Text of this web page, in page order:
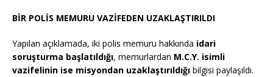
BİR POLİS MEMURU VAZİFEDEN UZAKLAŞTIRILDI
Yapılan açıklamada, iki polis memuru hakkında idari
soruşturma başlatıldığı, memurlardan M.C.Y. isimli
vazifelinin ise misyondan uzaklaştırıldığı bilgisi paylaşıldı.